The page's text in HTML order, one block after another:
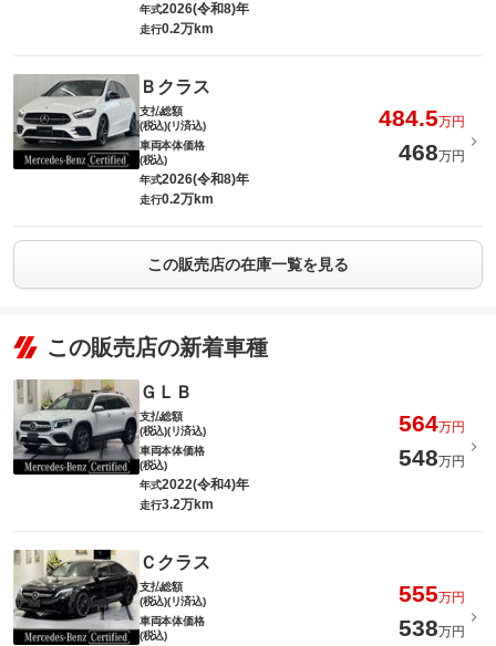
年式2026(令和8)年
走行0.2万km
Ｂクラス
支払総額
(税込)(リ済込)
484.5万円
車両本体価格
(税込)
468万円
年式2026(令和8)年
走行0.2万km
この販売店の在庫一覧を見る
この販売店の新着車種
ＧＬＢ
支払総額
(税込)(リ済込)
564万円
車両本体価格
(税込)
548万円
年式2022(令和4)年
走行3.2万km
Ｃクラス
支払総額
(税込)(リ済込)
555万円
車両本体価格
(税込)
538万円